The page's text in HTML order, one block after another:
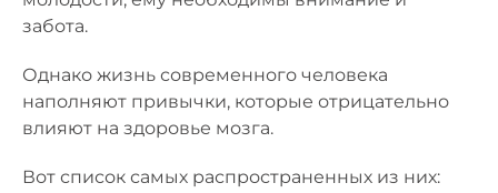
забота.
Однако жизнь современного человека
наполняют привычки, которые отрицательно
влияют на здоровье мозга.
Вот список самых распространенных из них: